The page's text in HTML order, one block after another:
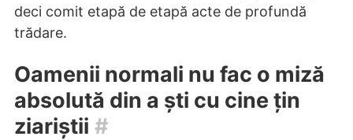
deci comit etapă de etapă acte de profundă
trădare.
Oamenii normali nu fac o miză
absolută din a ști cu cine țin
ziariștii #